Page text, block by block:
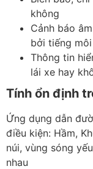
không
Cảnh báo
bởi tiếng
Thông tin
lái xe hay
Tính ổn định
Ứng dụng dẫn
điều kiện: Hầm,
núi, vùng sóng
nhau